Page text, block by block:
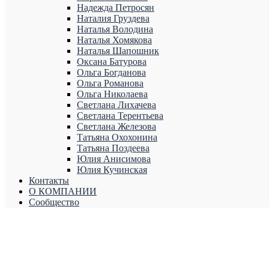
Надежда Петросян
Наталия Груздева
Наталья Володина
Наталья Хомякова
Наталья Шапошник
Оксана Батурова
Ольга Богданова
Ольга Романова
Ольга Николаева
Светлана Лихачева
Светлана Терентьева
Светлана Железова
Татьяна Охохонина
Татьяна Поздеева
Юлия Анисимова
Юлия Кучинская
Контакты
О КОМПАНИИ
Сообщество